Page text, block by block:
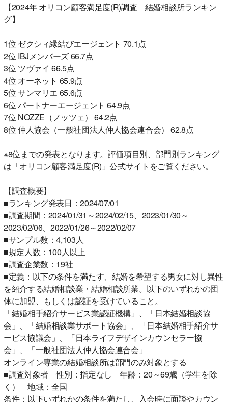
【2024年 オリコン顧客満足度(R)調査 結婚相談所ランキン
グ】
1位 ゼクシィ縁結びエージェント 70.1点
2位 IBJメンバーズ 66.7点
3位 ツヴァイ 66.5点
4位 オーネット 65.9点
5位 サンマリエ 65.6点
6位 パートナーエージェント 64.9点
7位 NOZZE（ノッツェ） 64.2点
8位 仲人協会（一般社団法人仲人協会連合会） 62.8点
※8位までの発表となります。評価項目別、部門別ランキング
は「オリコン顧客満足度(R)」公式サイトをご覧ください。
【調査概要】
■ランキング発表日：2024/07/01
■調査期間：2024/01/31～2024/02/15、2023/01/30～
2023/02/06、2022/01/26～2022/02/07
■サンプル数：4,103人
■規定人数：100人以上
■調査企業数：19社
■定義：以下の条件を満たす、結婚を希望する男女に対し異性
を紹介する結婚相談業・結婚相談所業。以下のいずれかの団
体に加盟、もしくは認証を受けていること。
「結婚相手紹介サービス業認証機構」、「日本結婚相談協
会」、「結婚相談業サポート協会」、「日本結婚相手紹介サ
ービス協議会」、「日本ライフデザインカウンセラー協
会」、「一般社団法人仲人協会連合会」
オンライン専業の結婚相談所は部門のみ対象とする
■調査対象者 性別：指定なし 年齢：20～69歳（学生を除
く） 地域：全国
条件：以下いずれかの条件を満たし、入会時に面談やカウン